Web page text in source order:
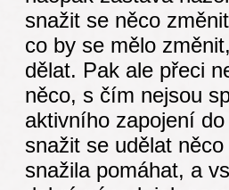
snažit se něco
co by se mělo
dělat. Pak ale přeci
něco, s čím nejsou
aktivního zapojení
snažit se udělat
snažila pomáhat, a